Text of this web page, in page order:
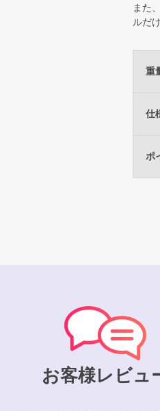
また
ルだ
重
仕
ポ
お客様レビュ